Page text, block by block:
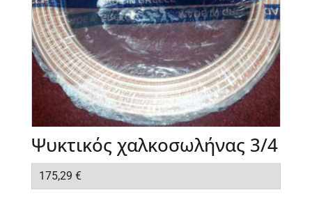
Ψυκτικός χαλκοσωλήνας 3/4
175,29 €